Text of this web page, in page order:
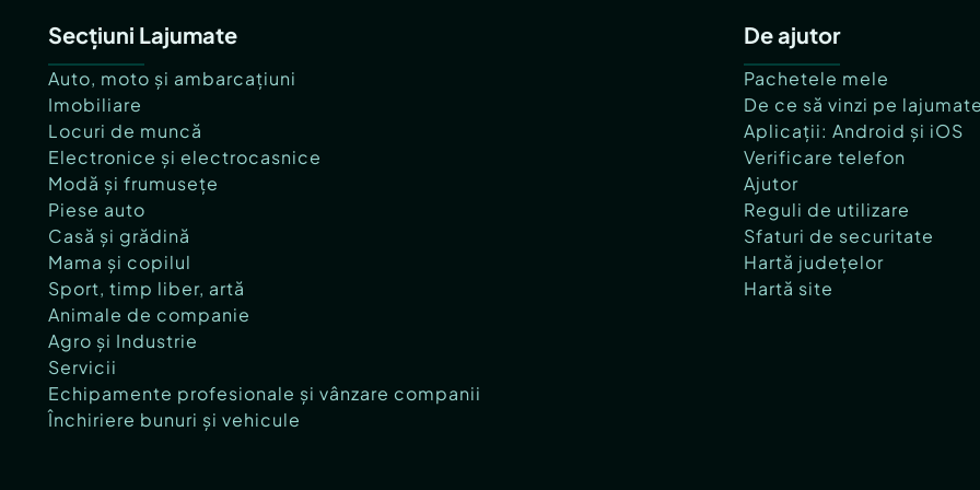
Secțiuni Lajumate
Auto, moto și ambarcațiuni
Imobiliare
Locuri de muncă
Electronice și electrocasnice
Modă și frumusețe
Piese auto
Casă și grădină
Mama și copilul
Sport, timp liber, artă
Animale de companie
Agro și Industrie
Servicii
Echipamente profesionale și vânzare companii
Închiriere bunuri și vehicule
De ajutor
Pachetele mele
De ce să vinzi pe
Aplicații: Android și iOS
Verificare telefon
Ajutor
Reguli de utilizare
Sfaturi de securitate
Hartă județelor
Hartă site